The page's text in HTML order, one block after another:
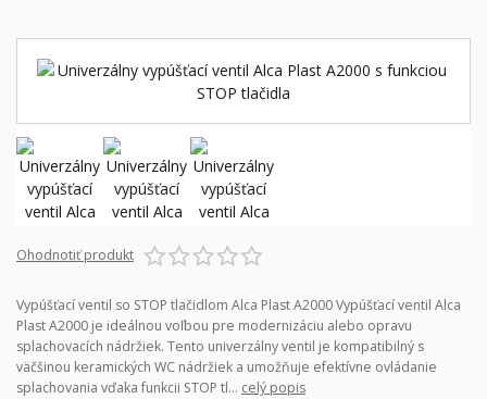
Ohodnotiť produkt
Vypúšťací ventil so STOP tlačidlom Alca Plast A2000 Vypúšťací ventil Alca
Plast A2000 je ideálnou voľbou pre modernizáciu alebo opravu
splachovacích nádržiek. Tento univerzálny ventil je kompatibilný s
väčšinou keramických WC nádržiek a umožňuje efektívne ovládanie
splachovania vďaka funkcii STOP tl... celý popis